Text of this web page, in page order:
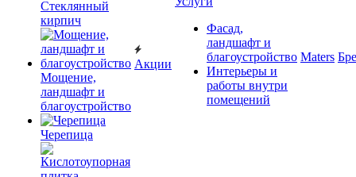
Cтеклянный
кирпич
Мощение,
ландшафт и
благоустройство
Черепица
Акции
Фасад,
ландшафт и
благоустройство
Интерьеры и
работы внутри
помещений
Maters